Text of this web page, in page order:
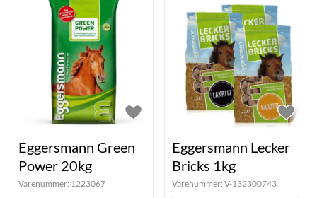
Eggersmann Green
Power 20kg
Varenummer: 1223067
Eggersmann Lecker
Bricks 1kg
Varenummer: V-132300743